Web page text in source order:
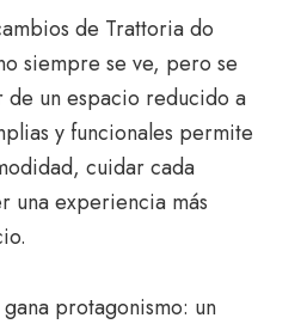
de Trattoria do
siempre se ve, pero se
de un espacio reducido a
y funcionales permite
cuidar cada
una experiencia más
protagonismo: un